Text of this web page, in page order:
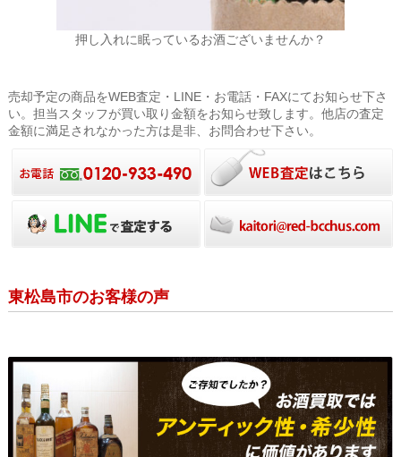
押し入れに眠っているお酒ございませんか？
売却予定の商品をWEB査定・LINE・お電話・FAXにてお知らせ下さ
い。担当スタッフが買い取り金額をお知らせ致します。他店の査定
金額に満足されなかった方は是非、お問合わせ下さい。
東松島市のお客様の声